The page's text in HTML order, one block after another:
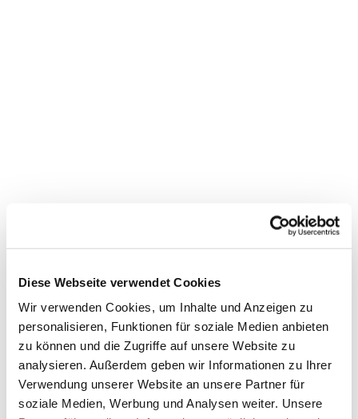
Diese Webseite verwendet Cookies
Wir verwenden Cookies, um Inhalte und Anzeigen zu
personalisieren, Funktionen für soziale Medien anbieten
zu können und die Zugriffe auf unsere Website zu
analysieren. Außerdem geben wir Informationen zu Ihrer
Verwendung unserer Website an unsere Partner für
soziale Medien, Werbung und Analysen weiter. Unsere
Dies könnte Sie auch
interessieren